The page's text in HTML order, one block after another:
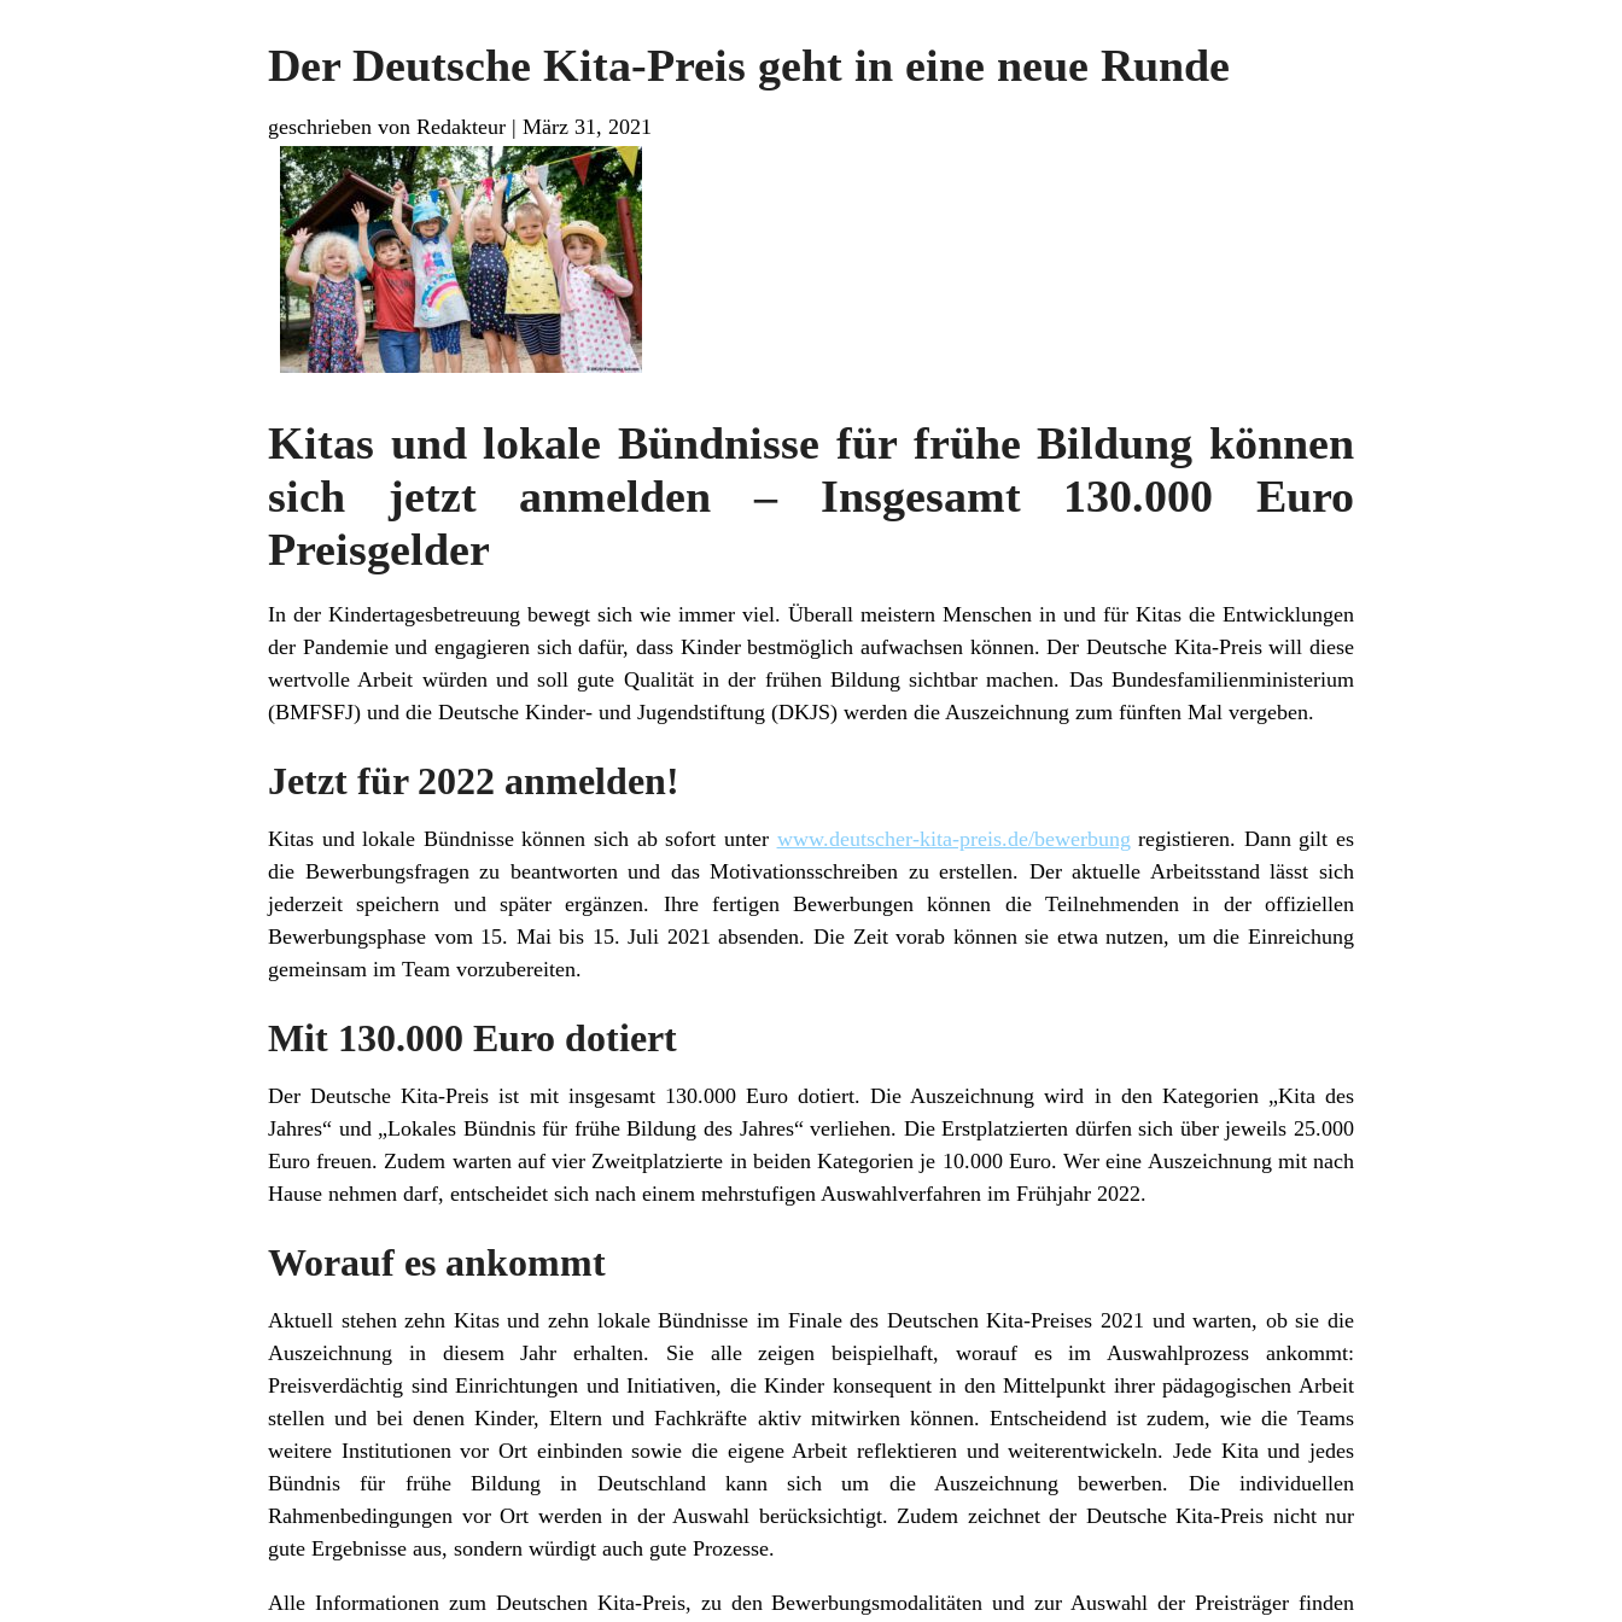
Der Deutsche Kita-Preis geht in eine neue Runde
geschrieben von Redakteur | März 31, 2021
Kitas und lokale Bündnisse für frühe Bildung können
sich jetzt anmelden – Insgesamt 130.000 Euro
Preisgelder
In der Kindertagesbetreuung bewegt sich wie immer viel. Überall meistern Menschen in und für Kitas die Entwicklungen
der Pandemie und engagieren sich dafür, dass Kinder bestmöglich aufwachsen können. Der Deutsche Kita-Preis will diese
wertvolle Arbeit würden und soll gute Qualität in der frühen Bildung sichtbar machen. Das Bundesfamilienministerium
(BMFSFJ) und die Deutsche Kinder- und Jugendstiftung (DKJS) werden die Auszeichnung zum fünften Mal vergeben.
Jetzt für 2022 anmelden!
Kitas und lokale Bündnisse können sich ab sofort unter www.deutscher-kita-preis.de/bewerbung registieren. Dann gilt es
die Bewerbungsfragen zu beantworten und das Motivationsschreiben zu erstellen. Der aktuelle Arbeitsstand lässt sich
jederzeit speichern und später ergänzen. Ihre fertigen Bewerbungen können die Teilnehmenden in der offiziellen
Bewerbungsphase vom 15. Mai bis 15. Juli 2021 absenden. Die Zeit vorab können sie etwa nutzen, um die Einreichung
gemeinsam im Team vorzubereiten.
Mit 130.000 Euro dotiert
Der Deutsche Kita-Preis ist mit insgesamt 130.000 Euro dotiert. Die Auszeichnung wird in den Kategorien „Kita des
Jahres“ und „Lokales Bündnis für frühe Bildung des Jahres“ verliehen. Die Erstplatzierten dürfen sich über jeweils 25.000
Euro freuen. Zudem warten auf vier Zweitplatzierte in beiden Kategorien je 10.000 Euro. Wer eine Auszeichnung mit nach
Hause nehmen darf, entscheidet sich nach einem mehrstufigen Auswahlverfahren im Frühjahr 2022.
Worauf es ankommt
Aktuell stehen zehn Kitas und zehn lokale Bündnisse im Finale des Deutschen Kita-Preises 2021 und warten, ob sie die
Auszeichnung in diesem Jahr erhalten. Sie alle zeigen beispielhaft, worauf es im Auswahlprozess ankommt:
Preisverdächtig sind Einrichtungen und Initiativen, die Kinder konsequent in den Mittelpunkt ihrer pädagogischen Arbeit
stellen und bei denen Kinder, Eltern und Fachkräfte aktiv mitwirken können. Entscheidend ist zudem, wie die Teams
weitere Institutionen vor Ort einbinden sowie die eigene Arbeit reflektieren und weiterentwickeln. Jede Kita und jedes
Bündnis für frühe Bildung in Deutschland kann sich um die Auszeichnung bewerben. Die individuellen
Rahmenbedingungen vor Ort werden in der Auswahl berücksichtigt. Zudem zeichnet der Deutsche Kita-Preis nicht nur
gute Ergebnisse aus, sondern würdigt auch gute Prozesse.
Alle Informationen zum Deutschen Kita-Preis, zu den Bewerbungsmodalitäten und zur Auswahl der Preisträger finden